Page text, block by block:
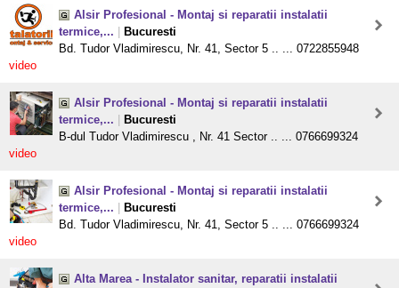
Alsir Profesional - Montaj si reparatii instalatii
termice,...
Bucuresti
Bd. Tudor Vladimirescu, Nr. 41, Sector 5 .. ... 0722855948
video
Alsir Profesional - Montaj si reparatii instalatii
termice,...
Bucuresti
B-dul Tudor Vladimirescu , Nr. 41 Sector .. ... 0766699324
video
Alsir Profesional - Montaj si reparatii instalatii
termice,...
Bucuresti
Bd. Tudor Vladimirescu, Nr. 41, Sector 5 .. ... 0766699324
video
Alta Marea - Instalator sanitar, reparatii instalatii